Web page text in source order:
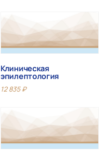
Клиническая
эпилептология
12 835₽